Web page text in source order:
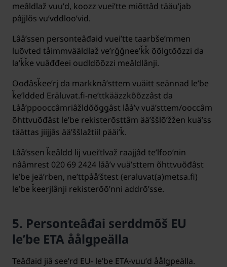
meâldlaž vuuʹd, koozz vueiʹtte miõttâd tääuʹjab
pâjjlõs vuʹvddlooʹvid.
Lââʹssen personteâđaid vueiʹtte taarbšeʹmmen
luõvted tåimmvääldlaž veʹrǧǧneeʹǩǩ õõlǥtõõzzi da
laʹǩǩe vuâđđeei oudldõõzzi meâldlânji.
Oođâsǩeeʹrj da markknâʹsttem vuäitt seännad leʹbe
ǩeʹldded Eräluvat.fi-neʹttkääzzkõõzzâst da
Lååʹppooccâmriâžldõõǥǥâst lååʹv vuäʹsttem/ooccâm
õhttvuõđâst leʹbe rekisterõsttâm ääʹššlõʹžžen kuäʹss
täättas jiijjâs ääʹššlažtiil pääiʹǩ.
Lââʹssen ǩeâldd lij vueiʹtlvaž raajjâd teʹlfooʹnin
nââmrest 020 69 2424 lååʹv vuäʹsttem õhttvuõđâst
leʹbe jeäʹrben, neʹttpååʹštest (eraluvat(a)metsa.fi)
leʹbe ǩeerjlânji rekisterõõʹnni addrõʹsse.
5. Personteâđai serddmõš EU
leʹbe ETA åålǥpeälla
Teâđaid jiâ seeʹrd EU- leʹbe ETA-vuuʹd åålǥpeälla.